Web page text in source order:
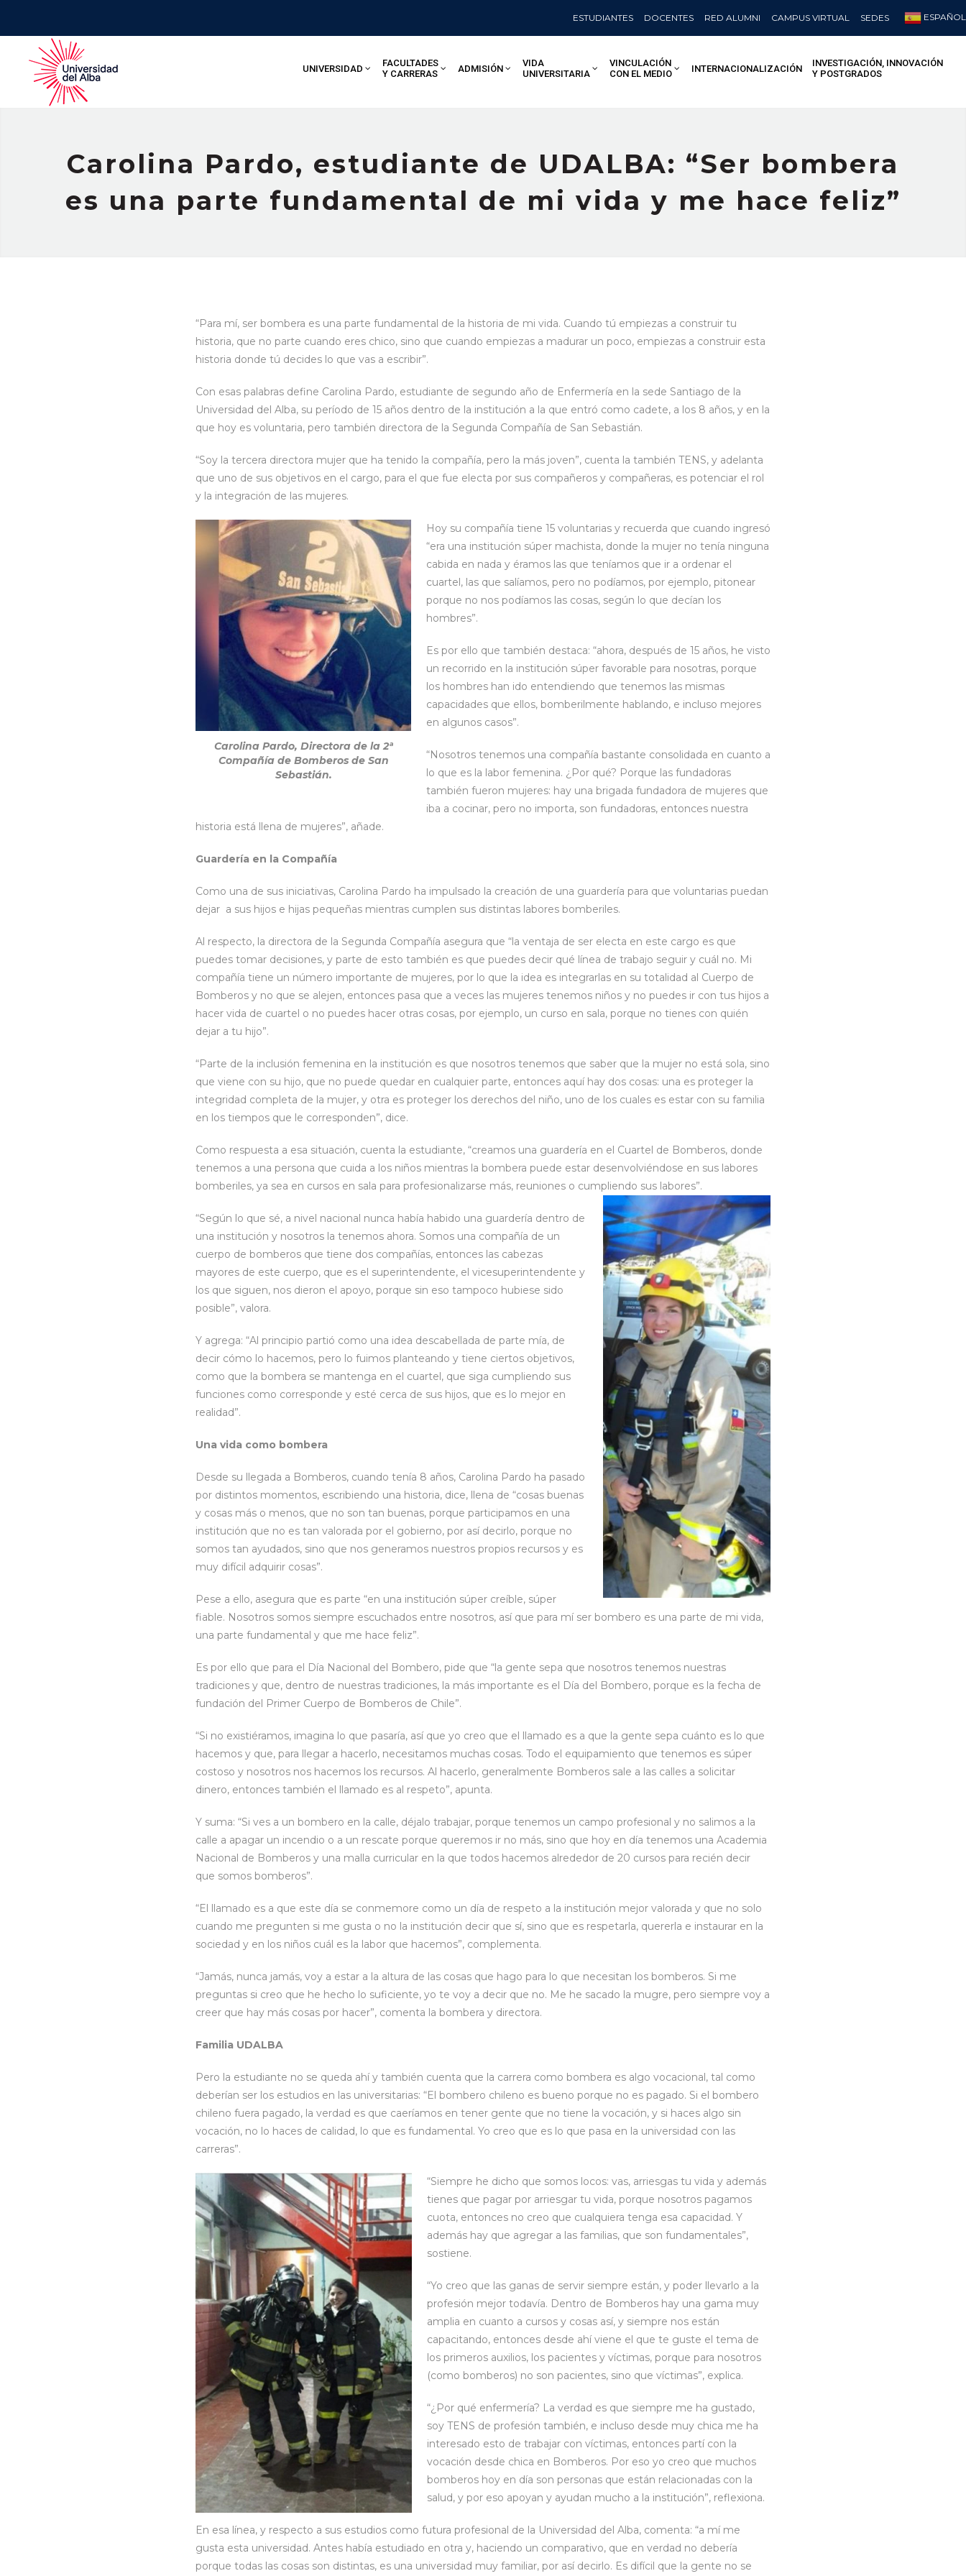
ESTUDIANTES DOCENTES RED ALUMNI CAMPUS VIRTUAL SEDES ESPAÑOL
UNIVERSIDAD
FACULTADES
Y CARRERAS
ADMISIÓN
VIDA
UNIVERSITARIA
VINCULACIÓN
CON EL MEDIO
INTERNACIONALIZACIÓN
INVESTIGACIÓN, INNOVACIÓN
Y POSTGRADOS
Carolina Pardo, estudiante de UDALBA: “Ser bombera
es una parte fundamental de mi vida y me hace feliz”
“Para mí, ser bombera es una parte fundamental de la historia de mi vida. Cuando tú empiezas a construir tu
historia, que no parte cuando eres chico, sino que cuando empiezas a madurar un poco, empiezas a construir esta
historia donde tú decides lo que vas a escribir”.
Con esas palabras define Carolina Pardo, estudiante de segundo año de Enfermería en la sede Santiago de la
Universidad del Alba, su período de 15 años dentro de la institución a la que entró como cadete, a los 8 años, y en la
que hoy es voluntaria, pero también directora de la Segunda Compañía de San Sebastián.
“Soy la tercera directora mujer que ha tenido la compañía, pero la más joven”, cuenta la también TENS, y adelanta
que uno de sus objetivos en el cargo, para el que fue electa por sus compañeros y compañeras, es potenciar el rol
y la integración de las mujeres.
Carolina Pardo, Directora de la 2ª
Compañía de Bomberos de San
Sebastián.
Hoy su compañía tiene 15 voluntarias y recuerda que cuando ingresó
“era una institución súper machista, donde la mujer no tenía ninguna
cabida en nada y éramos las que teníamos que ir a ordenar el
cuartel, las que salíamos, pero no podíamos, por ejemplo, pitonear
porque no nos podíamos las cosas, según lo que decían los
hombres”.
Es por ello que también destaca: “ahora, después de 15 años, he visto
un recorrido en la institución súper favorable para nosotras, porque
los hombres han ido entendiendo que tenemos las mismas
capacidades que ellos, bomberilmente hablando, e incluso mejores
en algunos casos”.
“Nosotros tenemos una compañía bastante consolidada en cuanto a
lo que es la labor femenina. ¿Por qué? Porque las fundadoras
también fueron mujeres: hay una brigada fundadora de mujeres que
iba a cocinar, pero no importa, son fundadoras, entonces nuestra
historia está llena de mujeres”, añade.
Guardería en la Compañía
Como una de sus iniciativas, Carolina Pardo ha impulsado la creación de una guardería para que voluntarias puedan
dejar a sus hijos e hijas pequeñas mientras cumplen sus distintas labores bomberiles.
Al respecto, la directora de la Segunda Compañía asegura que “la ventaja de ser electa en este cargo es que
puedes tomar decisiones, y parte de esto también es que puedes decir qué línea de trabajo seguir y cuál no. Mi
compañía tiene un número importante de mujeres, por lo que la idea es integrarlas en su totalidad al Cuerpo de
Bomberos y no que se alejen, entonces pasa que a veces las mujeres tenemos niños y no puedes ir con tus hijos a
hacer vida de cuartel o no puedes hacer otras cosas, por ejemplo, un curso en sala, porque no tienes con quién
dejar a tu hijo”.
“Parte de la inclusión femenina en la institución es que nosotros tenemos que saber que la mujer no está sola, sino
que viene con su hijo, que no puede quedar en cualquier parte, entonces aquí hay dos cosas: una es proteger la
integridad completa de la mujer, y otra es proteger los derechos del niño, uno de los cuales es estar con su familia
en los tiempos que le corresponden”, dice.
Como respuesta a esa situación, cuenta la estudiante, “creamos una guardería en el Cuartel de Bomberos, donde
tenemos a una persona que cuida a los niños mientras la bombera puede estar desenvolviéndose en sus labores
bomberiles, ya sea en cursos en sala para profesionalizarse más, reuniones o cumpliendo sus labores”.
“Según lo que sé, a nivel nacional nunca había habido una guardería dentro de
una institución y nosotros la tenemos ahora. Somos una compañía de un
cuerpo de bomberos que tiene dos compañías, entonces las cabezas
mayores de este cuerpo, que es el superintendente, el vicesuperintendente y
los que siguen, nos dieron el apoyo, porque sin eso tampoco hubiese sido
posible”, valora.
Y agrega: “Al principio partió como una idea descabellada de parte mía, de
decir cómo lo hacemos, pero lo fuimos planteando y tiene ciertos objetivos,
como que la bombera se mantenga en el cuartel, que siga cumpliendo sus
funciones como corresponde y esté cerca de sus hijos, que es lo mejor en
realidad”.
Una vida como bombera
Desde su llegada a Bomberos, cuando tenía 8 años, Carolina Pardo ha pasado
por distintos momentos, escribiendo una historia, dice, llena de “cosas buenas
y cosas más o menos, que no son tan buenas, porque participamos en una
institución que no es tan valorada por el gobierno, por así decirlo, porque no
somos tan ayudados, sino que nos generamos nuestros propios recursos y es
muy difícil adquirir cosas”.
Pese a ello, asegura que es parte “en una institución súper creíble, súper
fiable. Nosotros somos siempre escuchados entre nosotros, así que para mí ser bombero es una parte de mi vida,
una parte fundamental y que me hace feliz”.
Es por ello que para el Día Nacional del Bombero, pide que “la gente sepa que nosotros tenemos nuestras
tradiciones y que, dentro de nuestras tradiciones, la más importante es el Día del Bombero, porque es la fecha de
fundación del Primer Cuerpo de Bomberos de Chile”.
“Si no existiéramos, imagina lo que pasaría, así que yo creo que el llamado es a que la gente sepa cuánto es lo que
hacemos y que, para llegar a hacerlo, necesitamos muchas cosas. Todo el equipamiento que tenemos es súper
costoso y nosotros nos hacemos los recursos. Al hacerlo, generalmente Bomberos sale a las calles a solicitar
dinero, entonces también el llamado es al respeto”, apunta.
Y suma: “Si ves a un bombero en la calle, déjalo trabajar, porque tenemos un campo profesional y no salimos a la
calle a apagar un incendio o a un rescate porque queremos ir no más, sino que hoy en día tenemos una Academia
Nacional de Bomberos y una malla curricular en la que todos hacemos alrededor de 20 cursos para recién decir
que somos bomberos”.
“El llamado es a que este día se conmemore como un día de respeto a la institución mejor valorada y que no solo
cuando me pregunten si me gusta o no la institución decir que sí, sino que es respetarla, quererla e instaurar en la
sociedad y en los niños cuál es la labor que hacemos”, complementa.
“Jamás, nunca jamás, voy a estar a la altura de las cosas que hago para lo que necesitan los bomberos. Si me
preguntas si creo que he hecho lo suficiente, yo te voy a decir que no. Me he sacado la mugre, pero siempre voy a
creer que hay más cosas por hacer”, comenta la bombera y directora.
Familia UDALBA
Pero la estudiante no se queda ahí y también cuenta que la carrera como bombera es algo vocacional, tal como
deberían ser los estudios en las universitarias: “El bombero chileno es bueno porque no es pagado. Si el bombero
chileno fuera pagado, la verdad es que caeríamos en tener gente que no tiene la vocación, y si haces algo sin
vocación, no lo haces de calidad, lo que es fundamental. Yo creo que es lo que pasa en la universidad con las
carreras”.
“Siempre he dicho que somos locos: vas, arriesgas tu vida y además
tienes que pagar por arriesgar tu vida, porque nosotros pagamos
cuota, entonces no creo que cualquiera tenga esa capacidad. Y
además hay que agregar a las familias, que son fundamentales”,
sostiene.
“Yo creo que las ganas de servir siempre están, y poder llevarlo a la
profesión mejor todavía. Dentro de Bomberos hay una gama muy
amplia en cuanto a cursos y cosas así, y siempre nos están
capacitando, entonces desde ahí viene el que te guste el tema de
los primeros auxilios, los pacientes y víctimas, porque para nosotros
(como bomberos) no son pacientes, sino que víctimas”, explica.
“¿Por qué enfermería? La verdad es que siempre me ha gustado,
soy TENS de profesión también, e incluso desde muy chica me ha
interesado esto de trabajar con víctimas, entonces partí con la
vocación desde chica en Bomberos. Por eso yo creo que muchos
bomberos hoy en día son personas que están relacionadas con la
salud, y por eso apoyan y ayudan mucho a la institución”, reflexiona.
En esa línea, y respecto a sus estudios como futura profesional de la Universidad del Alba, comenta: “a mí me
gusta esta universidad. Antes había estudiado en otra y, haciendo un comparativo, que en verdad no debería
porque todas las cosas son distintas, es una universidad muy familiar, por así decirlo. Es difícil que la gente no se